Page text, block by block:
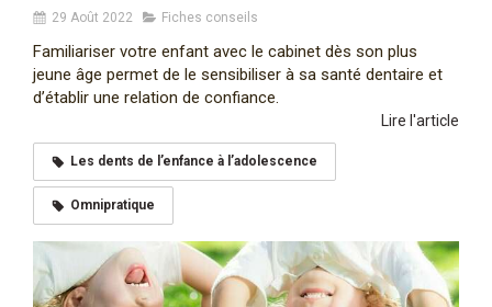
29 Août 2022 Fiches conseils
Familiariser votre enfant avec le cabinet dès son plus
jeune âge permet de le sensibiliser à sa santé dentaire et
d’établir une relation de confiance.
Lire l'article
Les dents de l’enfance à l’adolescence
Omnipratique